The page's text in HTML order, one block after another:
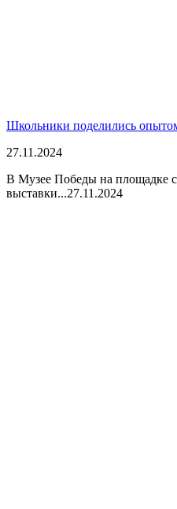
Школьники поделились
27.11.2024
В Музее Победы на площадке
выставки...27.11.2024